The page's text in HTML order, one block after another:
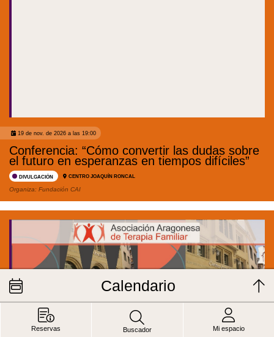
Reservas Buscador Mi espacio
19 de nov. de 2026 a las 19:00
Conferencia: “Cómo convertir las dudas sobre
el futuro en esperanzas en tiempos difíciles”
DIVULGACIÓN CENTRO JOAQUÍN RONCAL
Organiza: Fundación CAI
Calendario